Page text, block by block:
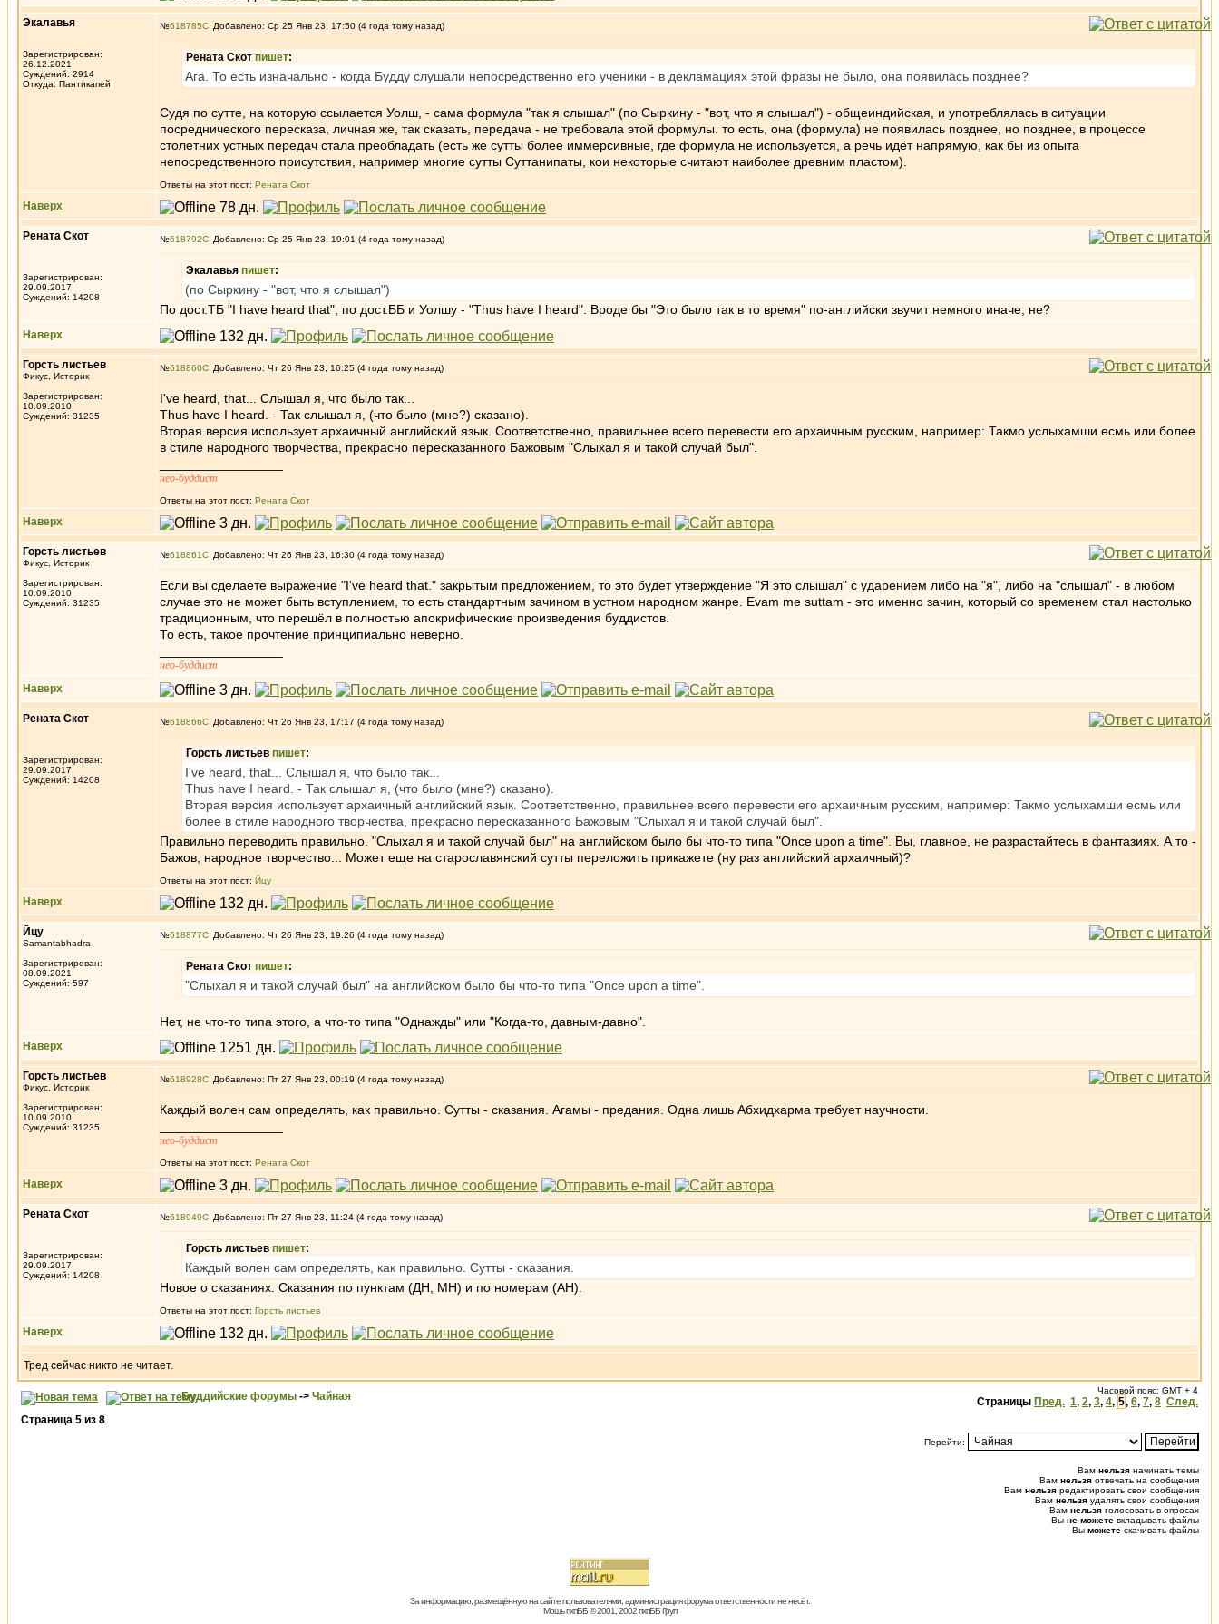
Экалавья
Зарегистрирован:
26.12.2021
Суждений: 2914
Откуда: Пантикапей
№618785 Добавлено: Ср 25 Янв 23, 17:50 (4 года тому назад)
Рената Скот пишет:
Ага. То есть изначально - когда Будду слушали непосредственно его ученики - в декламациях этой фразы не было, она появилась позднее?
Судя по сутте, на которую ссылается Уолш, - сама формула "так я слышал" (по Сыркину - "вот, что я слышал") - общеиндийская, и употреблялась в ситуации
посреднического пересказа, личная же, так сказать, передача - не требовала этой формулы. то есть, она (формула) не появилась позднее, но позднее, в процессе
столетних устных передач стала преобладать (есть же сутты более иммерсивные, где формула не используется, а речь идёт напрямую, как бы из опыта
непосредственного присутствия, например многие сутты Суттанипаты, кои некоторые считают наиболее древним пластом).
Ответы на этот пост: Рената Скот
Наверх
Рената Скот
Зарегистрирован:
29.09.2017
Суждений: 14208
№618792 Добавлено: Ср 25 Янв 23, 19:01 (4 года тому назад)
Экалавья пишет:
(по Сыркину - "вот, что я слышал")
По дост.ТБ "I have heard that", по дост.ББ и Уолшу - "Thus have I heard". Вроде бы "Это было так в то время" по-английски звучит немного иначе, не?
Наверх
Горсть листьев
Фикус, Историк
Зарегистрирован:
10.09.2010
Суждений: 31235
№618860 Добавлено: Чт 26 Янв 23, 16:25 (4 года тому назад)
I've heard, that... Слышал я, что было так...
Thus have I heard. - Так слышал я, (что было (мне?) сказано).
Вторая версия использует архаичный английский язык. Соответственно, правильнее всего перевести его архаичным русским, например: Такмо услыхамши есмь или более
в стиле народного творчества, прекрасно пересказанного Бажовым "Слыхал я и такой случай был".
нео-буддист
Ответы на этот пост: Рената Скот
Наверх
Горсть листьев
Фикус, Историк
Зарегистрирован:
10.09.2010
Суждений: 31235
№618861 Добавлено: Чт 26 Янв 23, 16:30 (4 года тому назад)
Если вы сделаете выражение "I've heard that." закрытым предложением, то это будет утверждение "Я это слышал" с ударением либо на "я", либо на "слышал" - в любом
случае это не может быть вступлением, то есть стандартным зачином в устном народном жанре. Evam me suttam - это именно зачин, который со временем стал настолько
традиционным, что перешёл в полностью апокрифические произведения буддистов.
То есть, такое прочтение принципиально неверно.
нео-буддист
Наверх
Рената Скот
Зарегистрирован:
29.09.2017
Суждений: 14208
№618866 Добавлено: Чт 26 Янв 23, 17:17 (4 года тому назад)
Горсть листьев пишет:
I've heard, that... Слышал я, что было так...
Thus have I heard. - Так слышал я, (что было (мне?) сказано).
Вторая версия использует архаичный английский язык. Соответственно, правильнее всего перевести его архаичным русским, например: Такмо услыхамши есмь или
более в стиле народного творчества, прекрасно пересказанного Бажовым "Слыхал я и такой случай был".
Правильно переводить правильно. "Слыхал я и такой случай был" на английском было бы что-то типа "Once upon a time". Вы, главное, не разрастайтесь в фантазиях. А то -
Бажов, народное творчество... Может еще на старославянский сутты переложить прикажете (ну раз английский архаичный)?
Ответы на этот пост: Йцу
Наверх
Йцу
Samantabhadra
Зарегистрирован:
08.09.2021
Суждений: 597
№618877 Добавлено: Чт 26 Янв 23, 19:26 (4 года тому назад)
Рената Скот пишет:
"Слыхал я и такой случай был" на английском было бы что-то типа "Once upon a time".
Нет, не что-то типа этого, а что-то типа "Однажды" или "Когда-то, давным-давно".
Наверх
Горсть листьев
Фикус, Историк
Зарегистрирован:
10.09.2010
Суждений: 31235
№618928 Добавлено: Пт 27 Янв 23, 00:19 (4 года тому назад)
Каждый волен сам определять, как правильно. Сутты - сказания. Агамы - предания. Одна лишь Абхидхарма требует научности.
нео-буддист
Ответы на этот пост: Рената Скот
Наверх
Рената Скот
Зарегистрирован:
29.09.2017
Суждений: 14208
№618949 Добавлено: Пт 27 Янв 23, 11:24 (4 года тому назад)
Горсть листьев пишет:
Каждый волен сам определять, как правильно. Сутты - сказания.
Новое о сказаниях. Сказания по пунктам (ДН, МН) и по номерам (АН).
Ответы на этот пост: Горсть листьев
Наверх
Тред сейчас никто не читает.
Буддийские форумы -> Чайная Часовой пояс: GMT + 4
Страницы Пред. 1, 2, 3, 4, 5, 6, 7, 8 След.
Страница 5 из 8
Перейти:
Вам нельзя начинать темы
Вам нельзя отвечать на сообщения
Вам нельзя редактировать свои сообщения
Вам нельзя удалять свои сообщения
Вам нельзя голосовать в опросах
Вы не можете вкладывать файлы
Вы можете скачивать файлы
За информацию, размещённую на сайте пользователями, администрация форума ответственности не несёт.
Мощь пхпББ © 2001, 2002 пхпББ Груп